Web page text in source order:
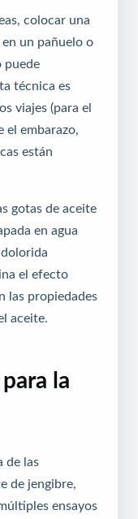
colocar una
un pañuelo o
puede
técnica es
viajes (para el
embarazo,
están
gotas de aceite
en agua
el efecto
las propiedades
aceite.
la
de las
de jengibre,
ensayos